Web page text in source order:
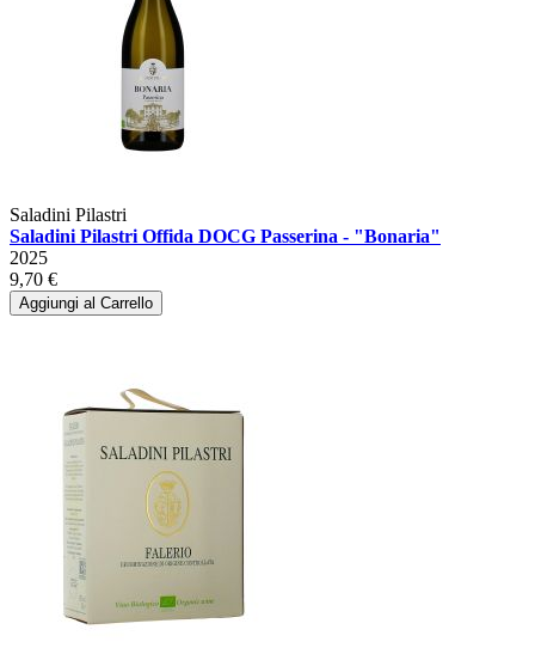
Saladini Pilastri
Saladini Pilastri Offida DOCG Passerina - "Bonaria"
2025
9,70 €
Aggiungi al Carrello